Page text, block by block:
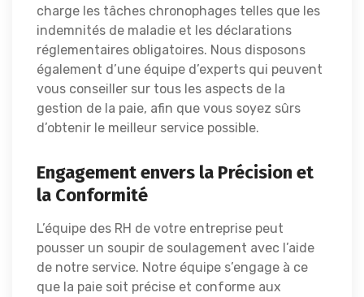
charge les tâches chronophages telles que les
indemnités de maladie et les déclarations
réglementaires obligatoires. Nous disposons
également d’une équipe d’experts qui peuvent
vous conseiller sur tous les aspects de la
gestion de la paie, afin que vous soyez sûrs
d’obtenir le meilleur service possible.
Engagement envers la Précision et
la Conformité
L’équipe des RH de votre entreprise peut
pousser un soupir de soulagement avec l’aide
de notre service. Notre équipe s’engage à ce
que la paie soit précise et conforme aux